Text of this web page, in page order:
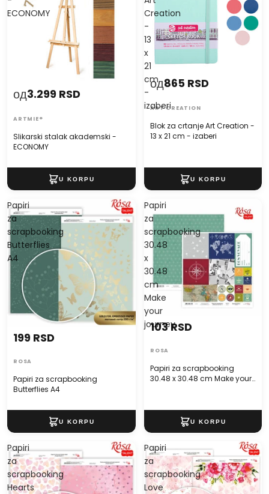
ECONOMY
Slikarski stalak akademski -
ECONOMY
од3.299 RSD
ARTMIE®
Creation
-
13
x
21
cm
-
izaberi
Blok za crtanje Art Creation -
13 x 21 cm - izaberi
од865 RSD
ART CREATION
Papiri
za
scrapbooking
Butterflies
A4
Papiri za scrapbooking
Butterflies A4
199 RSD
ROSA
Papiri
za
scrapbooking
30.48
x
30.48
cm
Make
your
journey
Papiri za scrapbooking
30.48 x 30.48 cm Make your
103 RSD
ROSA
Papiri
za
scrapbooking
Hearts
Papiri
za
scrapbooking
Love